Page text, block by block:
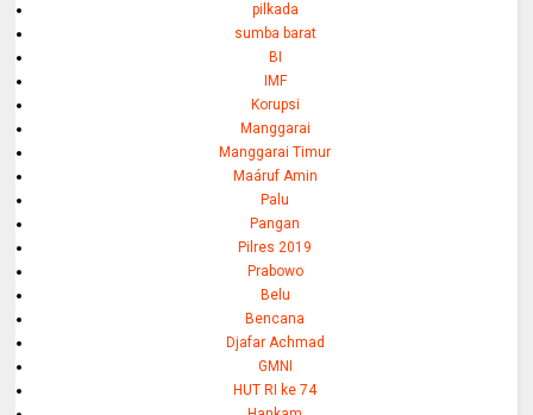
pilkada
sumba barat
BI
IMF
Korupsi
Manggarai
Manggarai Timur
Maáruf Amin
Palu
Pangan
Pilres 2019
Prabowo
Belu
Bencana
Djafar Achmad
GMNI
HUT RI ke 74